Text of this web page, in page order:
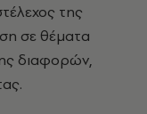
της
σε θέματα
διαφορών,